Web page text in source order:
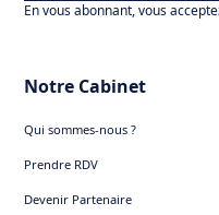
En vous abonnant, vous
Notre Cabinet
Qui sommes-nous ?
Prendre RDV
Devenir Partenaire